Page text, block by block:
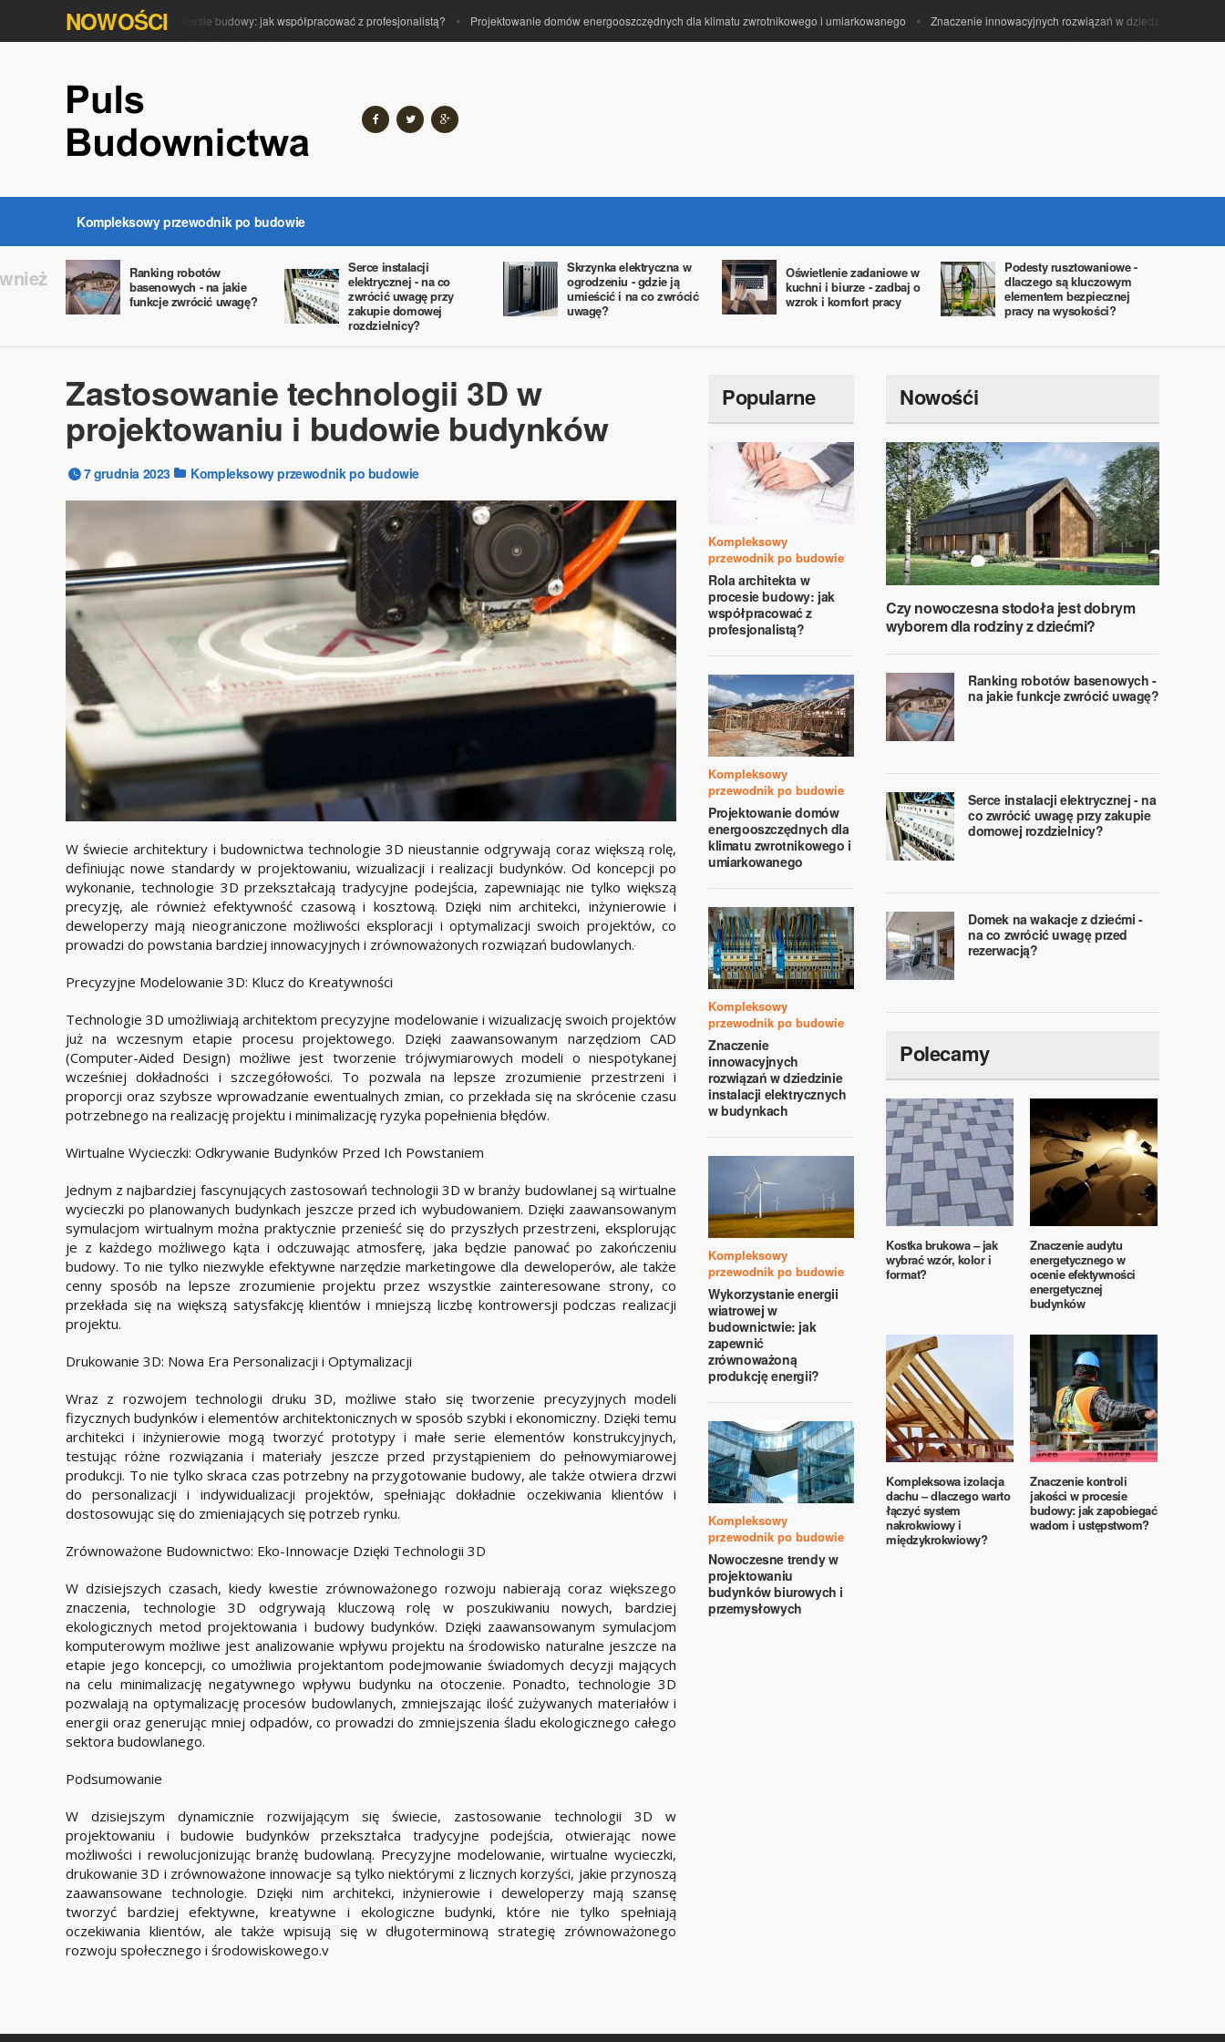
NOWOŚCI
Rola architekta w procesie budowy: jak współpracować z profesjonalistą? Projektowanie domów energooszczędnych dla klimatu zwrotnikowego i umiarkowanego Znaczenie innowacyjnych rozwiązań w dziedzinie instalacji
Kompleksowy przewodnik po budowie
Ranking robotów
basenowych - na jakie
funkcje zwrócić uwagę?
Serce instalacji
elektrycznej - na co
zwrócić uwagę przy
zakupie domowej
rozdzielnicy?
Skrzynka elektryczna w
ogrodzeniu - gdzie ją
umieścić i na co zwrócić
uwagę?
Oświetlenie zadaniowe w
kuchni i biurze - zadbaj o
wzrok i komfort pracy
Podesty rusztowaniowe -
dlaczego są kluczowym
elementem bezpiecznej
pracy na wysokości?
Zastosowanie technologii 3D w
projektowaniu i budowie budynków
7 grudnia 2023 Kompleksowy przewodnik po budowie
W świecie architektury i budownictwa technologie 3D nieustannie odgrywają coraz większą rolę,
definiując nowe standardy w projektowaniu, wizualizacji i realizacji budynków. Od koncepcji po
wykonanie, technologie 3D przekształcają tradycyjne podejścia, zapewniając nie tylko większą
precyzję, ale również efektywność czasową i kosztową. Dzięki nim architekci, inżynierowie i
deweloperzy mają nieograniczone możliwości eksploracji i optymalizacji swoich projektów, co
prowadzi do powstania bardziej innowacyjnych i zrównoważonych rozwiązań budowlanych.
Precyzyjne Modelowanie 3D: Klucz do Kreatywności
Technologie 3D umożliwiają architektom precyzyjne modelowanie i wizualizację swoich projektów
już na wczesnym etapie procesu projektowego. Dzięki zaawansowanym narzędziom CAD
(Computer-Aided Design) możliwe jest tworzenie trójwymiarowych modeli o niespotykanej
wcześniej dokładności i szczegółowości. To pozwala na lepsze zrozumienie przestrzeni i
proporcji oraz szybsze wprowadzanie ewentualnych zmian, co przekłada się na skrócenie czasu
potrzebnego na realizację projektu i minimalizację ryzyka popełnienia błędów.
Wirtualne Wycieczki: Odkrywanie Budynków Przed Ich Powstaniem
Jednym z najbardziej fascynujących zastosowań technologii 3D w branży budowlanej są wirtualne
wycieczki po planowanych budynkach jeszcze przed ich wybudowaniem. Dzięki zaawansowanym
symulacjom wirtualnym można praktycznie przenieść się do przyszłych przestrzeni, eksplorując
je z każdego możliwego kąta i odczuwając atmosferę, jaka będzie panować po zakończeniu
budowy. To nie tylko niezwykle efektywne narzędzie marketingowe dla deweloperów, ale także
cenny sposób na lepsze zrozumienie projektu przez wszystkie zainteresowane strony, co
przekłada się na większą satysfakcję klientów i mniejszą liczbę kontrowersji podczas realizacji
projektu.
Drukowanie 3D: Nowa Era Personalizacji i Optymalizacji
Wraz z rozwojem technologii druku 3D, możliwe stało się tworzenie precyzyjnych modeli
fizycznych budynków i elementów architektonicznych w sposób szybki i ekonomiczny. Dzięki temu
architekci i inżynierowie mogą tworzyć prototypy i małe serie elementów konstrukcyjnych,
testując różne rozwiązania i materiały jeszcze przed przystąpieniem do pełnowymiarowej
produkcji. To nie tylko skraca czas potrzebny na przygotowanie budowy, ale także otwiera drzwi
do personalizacji i indywidualizacji projektów, spełniając dokładnie oczekiwania klientów i
dostosowując się do zmieniających się potrzeb rynku.
Zrównoważone Budownictwo: Eko-Innowacje Dzięki Technologii 3D
W dzisiejszych czasach, kiedy kwestie zrównoważonego rozwoju nabierają coraz większego
znaczenia, technologie 3D odgrywają kluczową rolę w poszukiwaniu nowych, bardziej
ekologicznych metod projektowania i budowy budynków. Dzięki zaawansowanym symulacjom
komputerowym możliwe jest analizowanie wpływu projektu na środowisko naturalne jeszcze na
etapie jego koncepcji, co umożliwia projektantom podejmowanie świadomych decyzji mających
na celu minimalizację negatywnego wpływu budynku na otoczenie. Ponadto, technologie 3D
pozwalają na optymalizację procesów budowlanych, zmniejszając ilość zużywanych materiałów i
energii oraz generując mniej odpadów, co prowadzi do zmniejszenia śladu ekologicznego całego
sektora budowlanego.
Podsumowanie
W dzisiejszym dynamicznie rozwijającym się świecie, zastosowanie technologii 3D w
projektowaniu i budowie budynków przekształca tradycyjne podejścia, otwierając nowe
możliwości i rewolucjonizując branżę budowlaną. Precyzyjne modelowanie, wirtualne wycieczki,
drukowanie 3D i zrównoważone innowacje są tylko niektórymi z licznych korzyści, jakie przynoszą
zaawansowane technologie. Dzięki nim architekci, inżynierowie i deweloperzy mają szansę
tworzyć bardziej efektywne, kreatywne i ekologiczne budynki, które nie tylko spełniają
oczekiwania klientów, ale także wpisują się w długoterminową strategię zrównoważonego
rozwoju społecznego i środowiskowego.v
Popularne
Kompleksowy
przewodnik po budowie
Rola architekta w
procesie budowy: jak
współpracować z
profesjonalistą?
Kompleksowy
przewodnik po budowie
Projektowanie domów
energooszczędnych dla
klimatu zwrotnikowego i
umiarkowanego
Kompleksowy
przewodnik po budowie
Znaczenie
innowacyjnych
rozwiązań w dziedzinie
instalacji elektrycznych
w budynkach
Kompleksowy
przewodnik po budowie
Wykorzystanie energii
wiatrowej w
budownictwie: jak
zapewnić
zrównoważoną
produkcję energii?
Kompleksowy
przewodnik po budowie
Nowoczesne trendy w
projektowaniu
budynków biurowych i
przemysłowych
Nowośći
Czy nowoczesna stodoła jest dobrym
wyborem dla rodziny z dziećmi?
Ranking robotów basenowych -
na jakie funkcje zwrócić uwagę?
Serce instalacji elektrycznej - na
co zwrócić uwagę przy zakupie
domowej rozdzielnicy?
Domek na wakacje z dziećmi -
na co zwrócić uwagę przed
rezerwacją?
Polecamy
Kostka brukowa – jak
wybrać wzór, kolor i
format?
Znaczenie audytu
energetycznego w
ocenie efektywności
energetycznej
budynków
Kompleksowa izolacja
dachu – dlaczego warto
łączyć system
nakrokwiowy i
międzykrokwiowy?
Znaczenie kontroli
jakości w procesie
budowy: jak zapobiegać
wadom i ustępstwom?